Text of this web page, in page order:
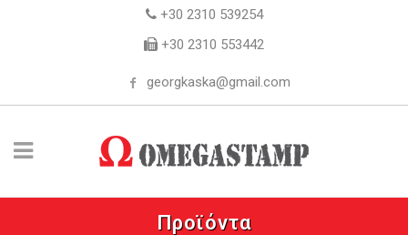
+30 2310 539254
+30 2310 553442
georgkaska@gmail.com
Προϊόντα